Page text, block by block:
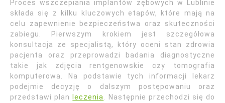
Proces wszczepiania implantów zębowych w Lublinie
składa się z kilku kluczowych etapów, które mają na
celu zapewnienie bezpieczeństwa oraz skuteczności
zabiegu. Pierwszym krokiem jest szczegółowa
konsultacja ze specjalistą, który oceni stan zdrowia
pacjenta oraz przeprowadzi badania diagnostyczne
takie jak zdjęcia rentgenowskie czy tomografia
komputerowa. Na podstawie tych informacji lekarz
podejmie decyzję o dalszym postępowaniu oraz
przedstawi plan
leczenia
. Następnie przechodzi się do